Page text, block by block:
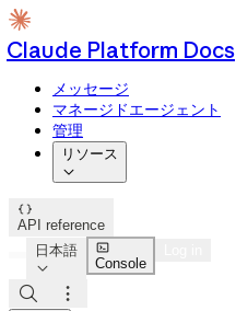
Claude Platform Docs
メッセージ
マネージドエージェント
管理
リソース


API reference
日本語


Console

